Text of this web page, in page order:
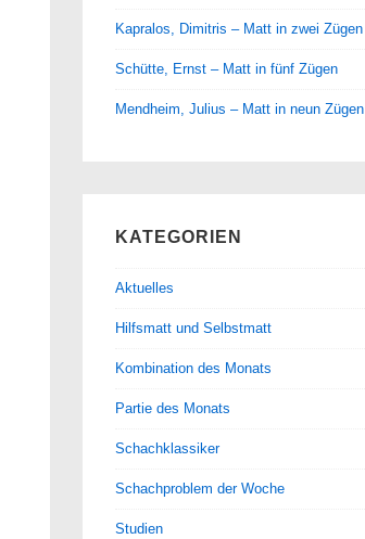
Kapralos, Dimitris – Matt in zwei Zügen
Schütte, Ernst – Matt in fünf Zügen
Mendheim, Julius – Matt in neun Zügen
KATEGORIEN
Aktuelles
Hilfsmatt und Selbstmatt
Kombination des Monats
Partie des Monats
Schachklassiker
Schachproblem der Woche
Studien